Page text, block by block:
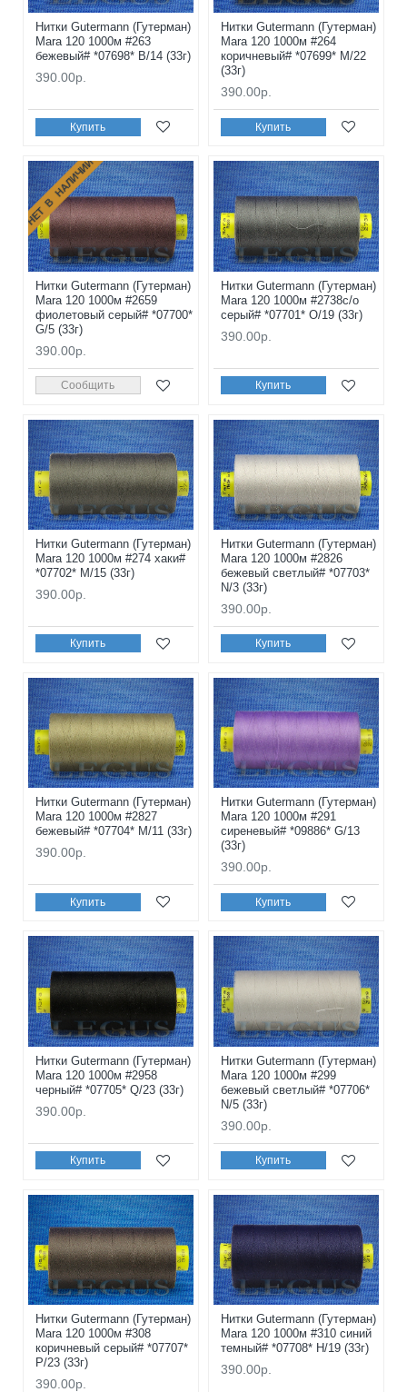
Нитки Gutermann (Гутерман)
Mara 120 1000м #263
бежевый# *07698* B/14 (33г)
390.00р.
Купить
Нитки Gutermann (Гутерман)
Mara 120 1000м #264
коричневый# *07699* M/22
(33г)
390.00р.
Купить
НЕТ В НАЛИЧИИ
Нитки Gutermann (Гутерман)
Mara 120 1000м #2659
фиолетовый серый# *07700*
G/5 (33г)
390.00р.
Сообщить
Нитки Gutermann (Гутерман)
Mara 120 1000м #2738с/о
серый# *07701* O/19 (33г)
390.00р.
Купить
Нитки Gutermann (Гутерман)
Mara 120 1000м #274 хаки#
*07702* M/15 (33г)
390.00р.
Купить
Нитки Gutermann (Гутерман)
Mara 120 1000м #2826
бежевый светлый# *07703*
N/3 (33г)
390.00р.
Купить
Нитки Gutermann (Гутерман)
Mara 120 1000м #2827
бежевый# *07704* M/11 (33г)
390.00р.
Купить
Нитки Gutermann (Гутерман)
Mara 120 1000м #291
сиреневый# *09886* G/13
(33г)
390.00р.
Купить
Нитки Gutermann (Гутерман)
Mara 120 1000м #2958
черный# *07705* Q/23 (33г)
390.00р.
Купить
Нитки Gutermann (Гутерман)
Mara 120 1000м #299
бежевый светлый# *07706*
N/5 (33г)
390.00р.
Купить
Нитки Gutermann (Гутерман)
Mara 120 1000м #308
коричневый серый# *07707*
P/23 (33г)
390.00р.
Нитки Gutermann (Гутерман)
Mara 120 1000м #310 синий
темный# *07708* H/19 (33г)
390.00р.